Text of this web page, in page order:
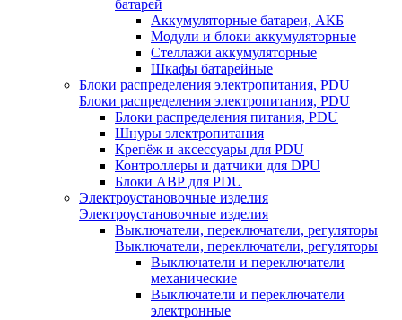
батарей
Аккумуляторные батареи, АКБ
Модули и блоки аккумуляторные
Стеллажи аккумуляторные
Шкафы батарейные
Блоки распределения электропитания, PDU
Блоки распределения электропитания, PDU
Блоки распределения питания, PDU
Шнуры электропитания
Крепёж и аксессуары для PDU
Контроллеры и датчики для DPU
Блоки АВР для PDU
Электроустановочные изделия
Электроустановочные изделия
Выключатели, переключатели, регуляторы
Выключатели, переключатели, регуляторы
Выключатели и переключатели
механические
Выключатели и переключатели
электронные